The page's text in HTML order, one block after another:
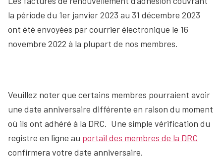
la période du 1er janvier 2023 au 31 décembre 2023
ont été envoyées par courrier électronique le 16
novembre 2022 à la plupart de nos membres.
Veuillez noter que certains membres pourraient avoir
une date anniversaire différente en raison du moment
où ils ont adhéré à la DRC. Une simple vérification du
registre en ligne au portail des membres de la DRC
confirmera votre date anniversaire.